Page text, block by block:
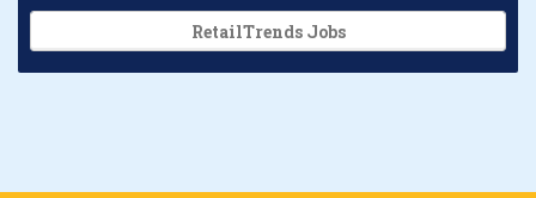
RetailTrends Jobs